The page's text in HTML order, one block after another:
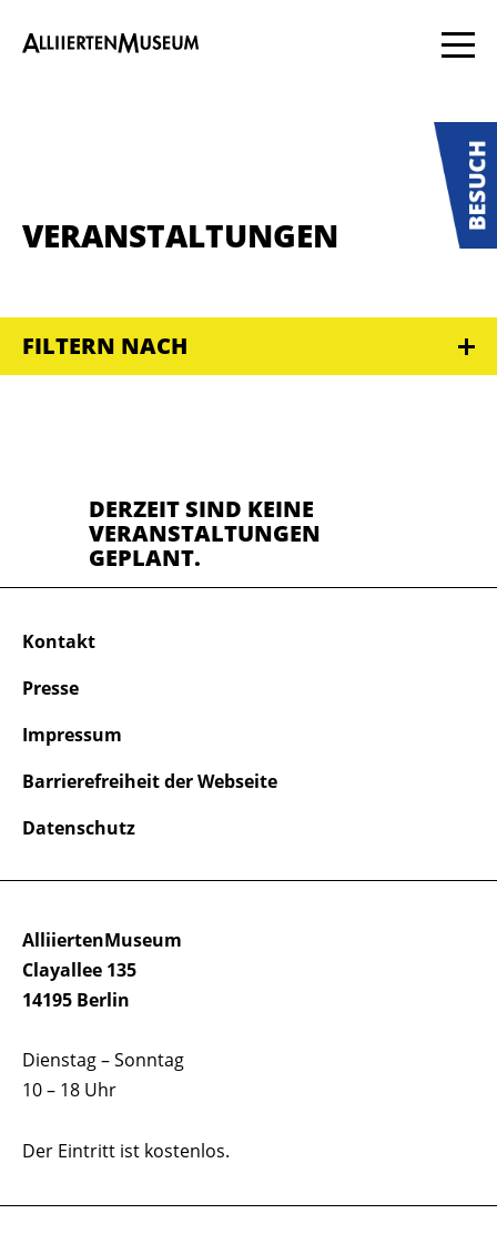
VERANSTALTUNGEN
FILTERN NACH
DERZEIT SIND KEINE
VERANSTALTUNGEN
GEPLANT.
AlliiertenMuseum
Clayallee 135
14195 Berlin
Dienstag – Sonntag
10 – 18 Uhr
Der Eintritt ist kostenlos.
Kontakt
Presse
Impressum
Barrierefreiheit der Webseite
Datenschutz